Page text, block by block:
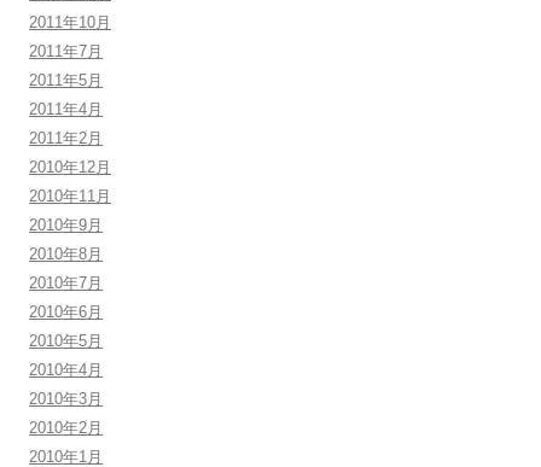
2011年10月
2011年7月
2011年5月
2011年4月
2011年2月
2010年12月
2010年11月
2010年9月
2010年8月
2010年7月
2010年6月
2010年5月
2010年4月
2010年3月
2010年2月
2010年1月